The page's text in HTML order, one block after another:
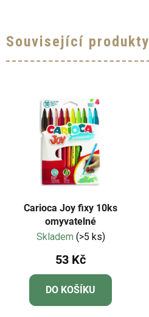
Související produkty
Carioca Joy fixy 10ks
omyvatelné
Skladem (>5 ks)
53 Kč
DO KOŠÍKU